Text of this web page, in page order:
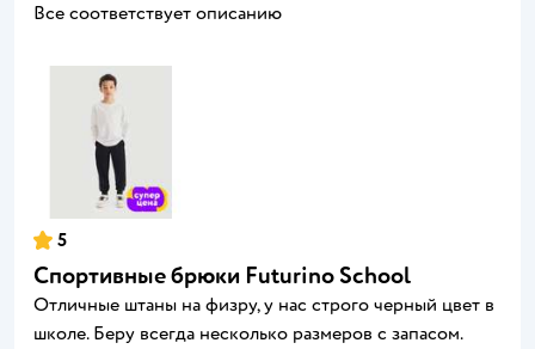
Все соответствует описанию
5
Спортивные брюки Futurino School
Отличные штаны на физру, у нас строго черный цвет в
школе. Беру всегда несколько размеров с запасом.